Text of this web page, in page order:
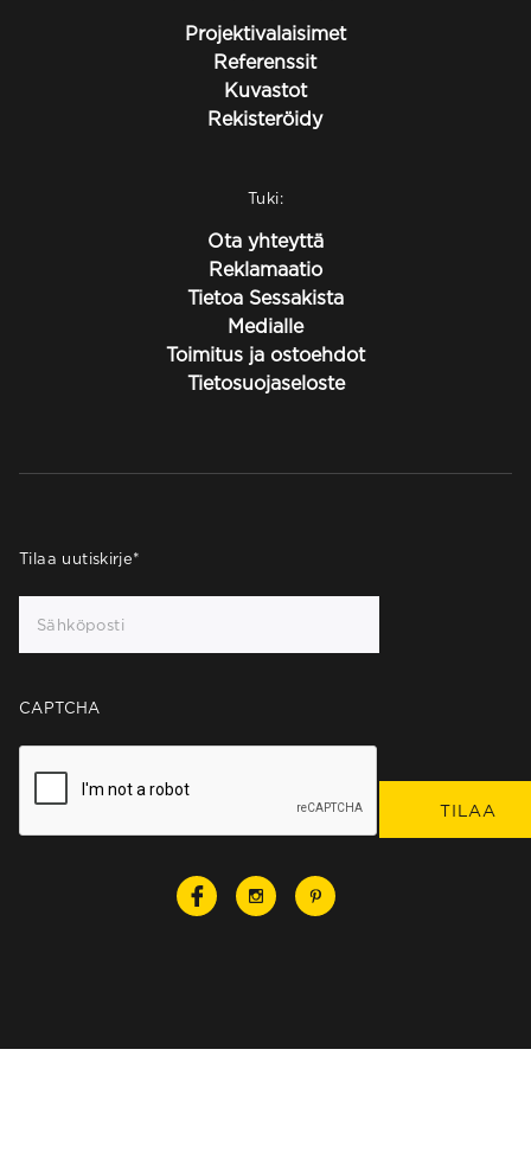
Projektivalaisimet
Referenssit
Kuvastot
Rekisteröidy
Tuki:
Ota yhteyttä
Reklamaatio
Tietoa Sessakista
Medialle
Toimitus ja ostoehdot
Tietosuojaseloste
Tilaa uutiskirje*
CAPTCHA